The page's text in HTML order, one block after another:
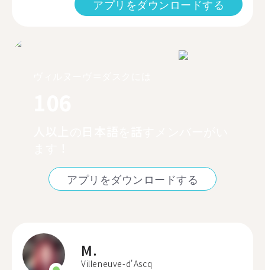
アプリをダウンロードする
アプリをダウンロードする
M.
Villeneuve-d'Ascq